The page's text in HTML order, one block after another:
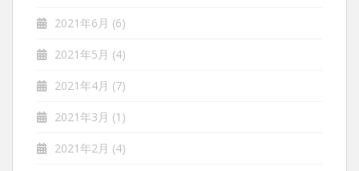
2021年6月 (6)
2021年5月 (4)
2021年4月 (7)
2021年3月 (1)
2021年2月 (4)